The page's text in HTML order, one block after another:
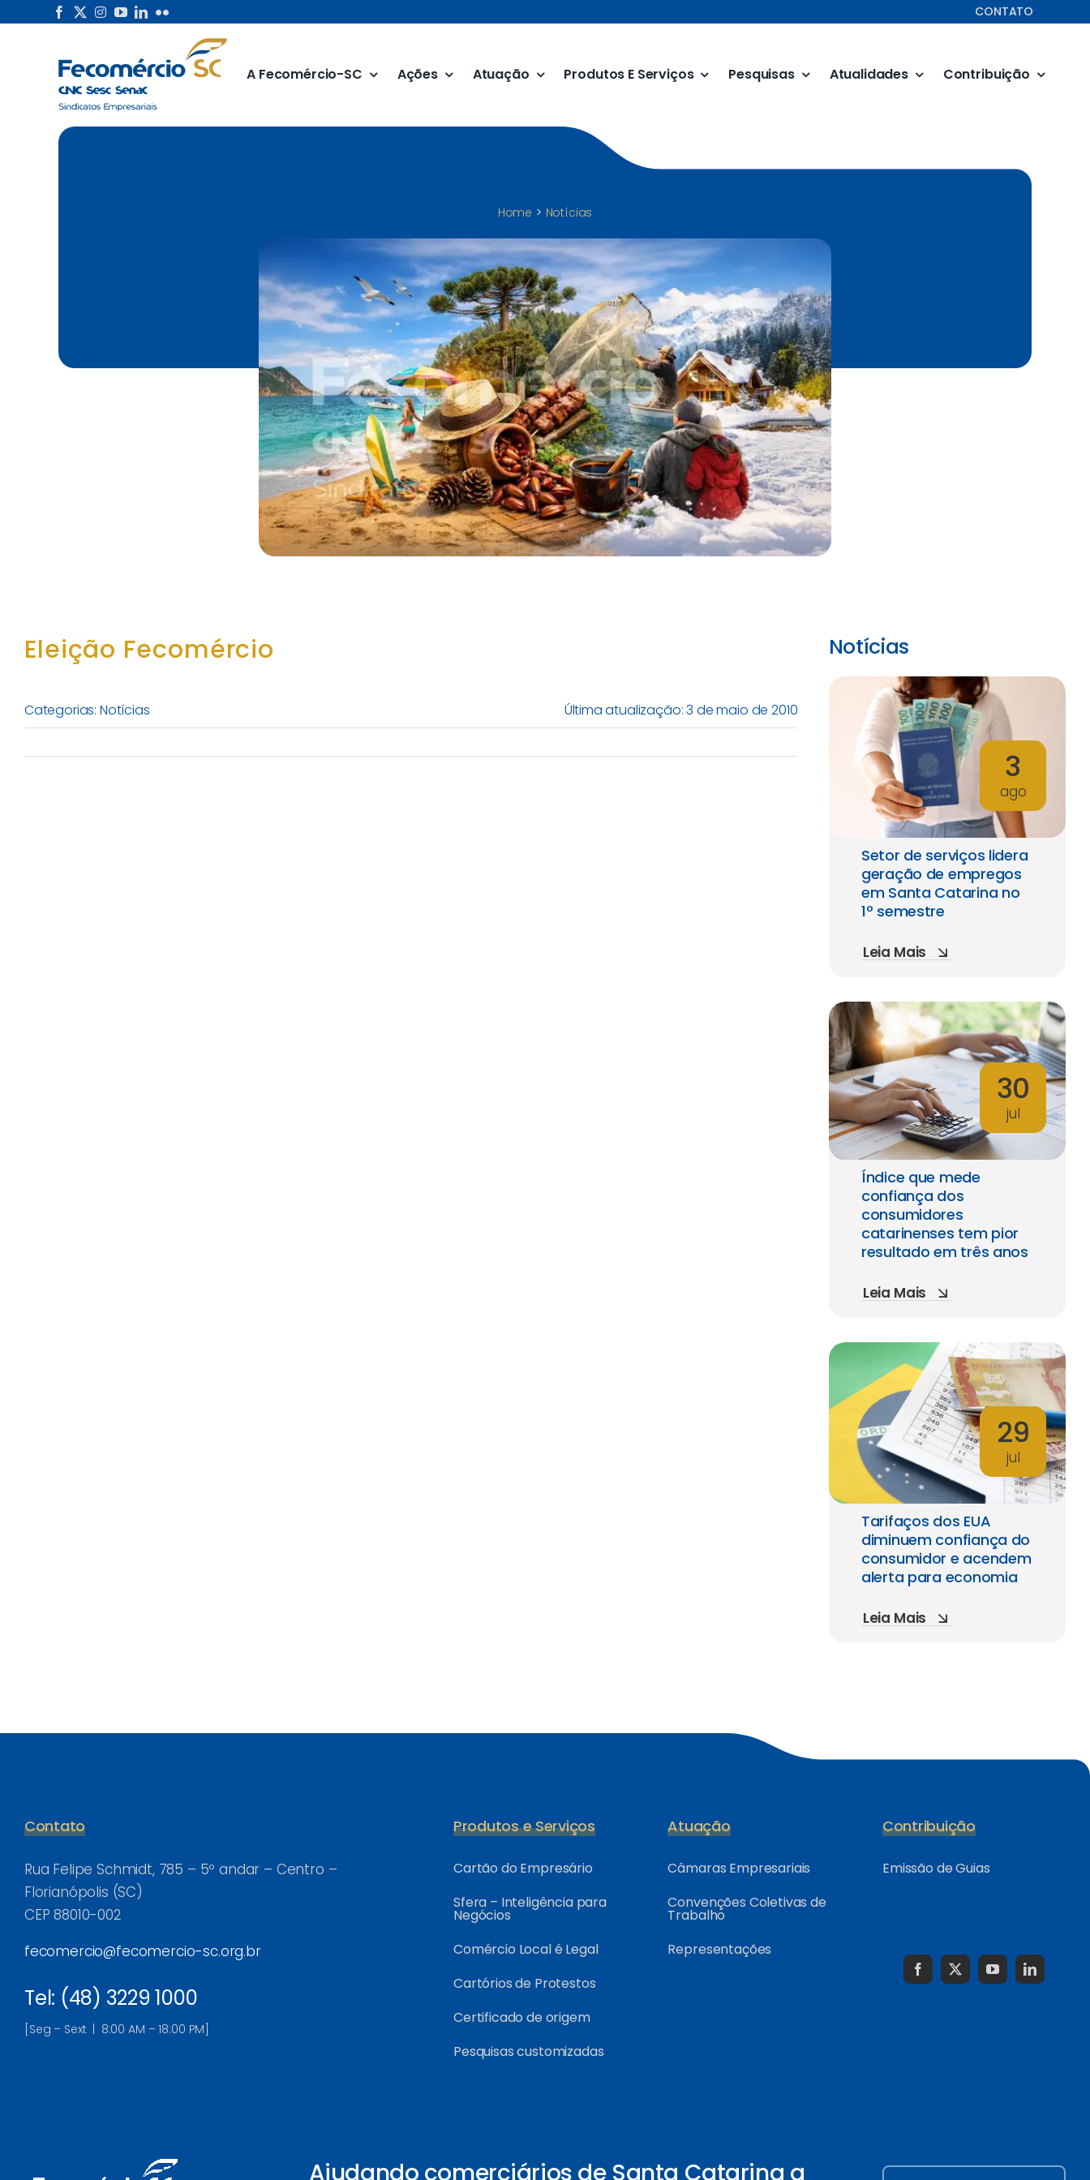
CONTATO
A Fecomércio-SC Ações Atuação Produtos E Serviços Pesquisas Atualidades Contribuição
Home Notícias
Eleição Fecomércio
Categorias: Notícias Última atualização: 3 de maio de 2010
Notícias
3
ago
Setor de serviços lidera
geração de empregos
em Santa Catarina no
1º semestre
Leia Mais
30
jul
Índice que mede
confiança dos
consumidores
catarinenses tem pior
resultado em três anos
Leia Mais
29
jul
Tarifaços dos EUA
diminuem confiança do
consumidor e acendem
alerta para economia
Leia Mais
Contato
Rua Felipe Schmidt, 785 – 5º andar – Centro –
Florianópolis (SC)
CEP 88010-002
fecomercio@fecomercio-sc.org.br
Tel: (48) 3229 1000
[Seg – Sext | 8:00 AM – 18:00 PM]
Produtos e Serviços
Cartão do Empresário
Sfera – Inteligência para
Negócios
Comércio Local é Legal
Cartórios de Protestos
Certificado de origem
Pesquisas customizadas
Atuação
Câmaras Empresariais
Convenções Coletivas de
Trabalho
Representações
Contribuição
Emissão de Guias
Ajudando comerciários de Santa Catarina a